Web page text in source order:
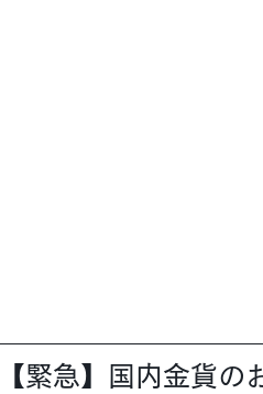
【緊急】国内金貨